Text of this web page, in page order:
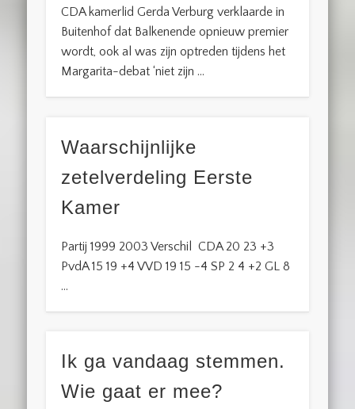
CDA kamerlid Gerda Verburg verklaarde in
Buitenhof dat Balkenende opnieuw premier
wordt, ook al was zijn optreden tijdens het
Margarita-debat ‘niet zijn …
Waarschijnlijke
zetelverdeling Eerste
Kamer
Partij 1999 2003 Verschil CDA 20 23 +3
PvdA 15 19 +4 VVD 19 15 -4 SP 2 4 +2 GL 8
…
Ik ga vandaag stemmen.
Wie gaat er mee?